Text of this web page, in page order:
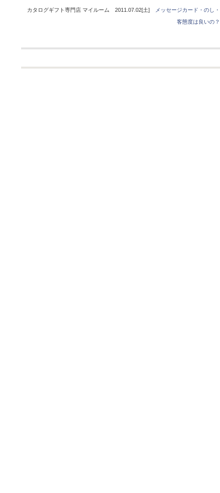
カタログギフト専門店 マイルーム 2011.07.02[土]
メッセージカード・のし
客態度は良いの？